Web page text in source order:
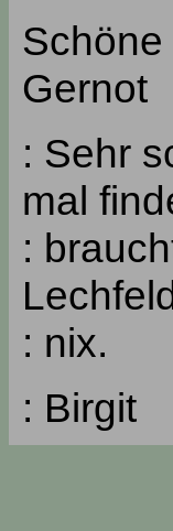
Gernot
: Sehr
mal
:
: nix.
: Birgit